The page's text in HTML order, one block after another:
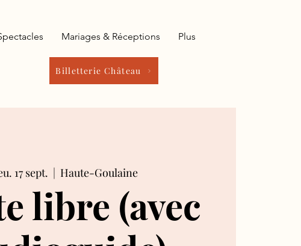
Billetterie Château
Mariages & Réceptions Plus
17 sept.
  |
Haute-Goulaine
libre (avec